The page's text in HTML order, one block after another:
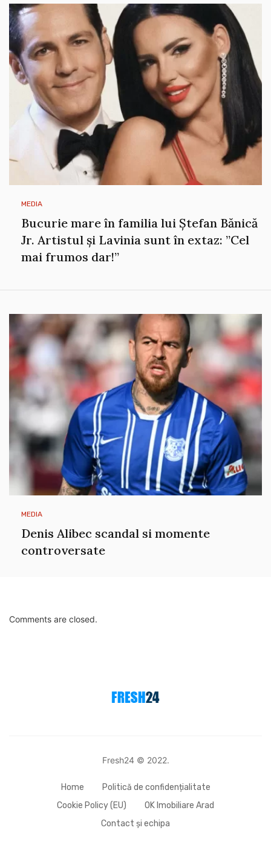
MEDIA
Bucurie mare în familia lui Ștefan Bănică
Jr. Artistul și Lavinia sunt în extaz: ”Cel
mai frumos dar!”
MEDIA
Denis Alibec scandal si momente
controversate
Comments are closed.
Fresh24 © 2022.
Home
Politică de confidențialitate
Cookie Policy (EU)
OK Imobiliare Arad
Contact și echipa